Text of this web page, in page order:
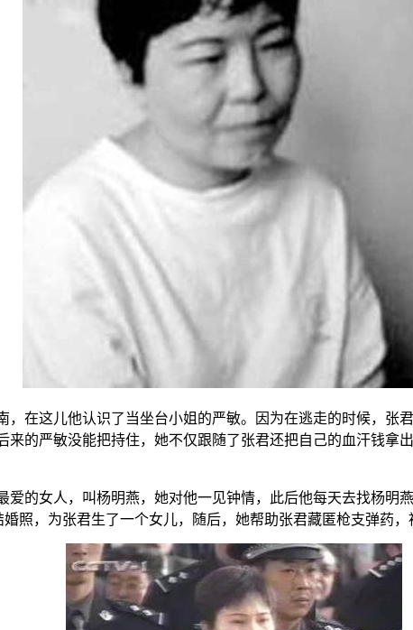
在这儿他认识了当坐台小姐的严敏。因为在逃走的时候，张
的严敏没能把持住，她不仅跟随了张君还把自己的血汗钱拿
的女人，叫杨明燕，她对他一见钟情，此后他每天去找杨明
照，为张君生了一个女儿，随后，她帮助张君藏匿枪支弹药，